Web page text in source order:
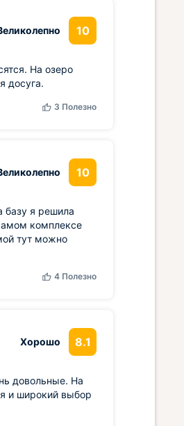
10
На озеро
досуга.
3 Полезно
10
базу я решила
комплексе
тут можно
4 Полезно
Хорошо 8.1
довольные. На
и широкий выбор